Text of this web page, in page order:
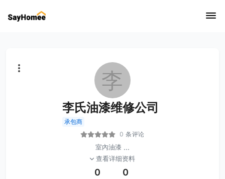
李
李氏油漆维修公司
承包商
0 条评论
室內油漆 ...
查看详细资料
0 0